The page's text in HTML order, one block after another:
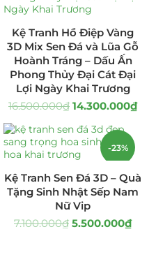
(145)
(137)
(132)
Kệ Tranh Hồ Điệp Vàng
3D Mix Sen Đá và Lũa Gỗ
Hoành Tráng – Dấu Ấn
Phong Thủy Đại Cát Đại
Lợi Ngày Khai Trương
16.500.000₫ 14.300.000₫
-23%
Kệ Tranh Sen Đá 3D – Quà
Tặng Sinh Nhật Sếp Nam
Nữ Vip
7.100.000₫ 5.500.000₫